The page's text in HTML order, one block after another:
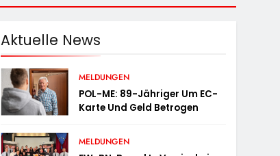
Aktuelle News
MELDUNGEN
POL-ME: 89-Jähriger Um EC-
Karte Und Geld Betrogen
MELDUNGEN